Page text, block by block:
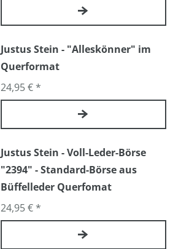
Justus Stein - "Alleskönner" im
Querformat
24,95 € *
Justus Stein - Voll-Leder-Börse
"2394" - Standard-Börse aus
Büffelleder Querfomat
24,95 € *